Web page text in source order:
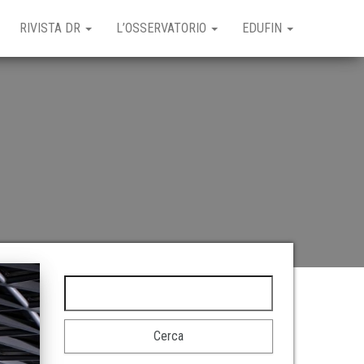
RIVISTA DR L’OSSERVATORIO EDUFIN